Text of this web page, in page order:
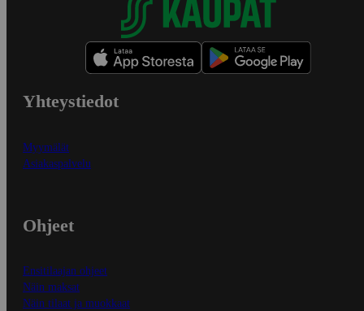
Yhteystiedot
Myymälät
Asiakaspalvelu
Ohjeet
Ensitilaajan ohjeet
Näin maksat
Näin tilaat ja muokkaat